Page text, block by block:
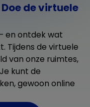
de virtuele
en ontdek wat
Tijdens de virtuele
van onze ruimtes,
kunt de
gewoon online